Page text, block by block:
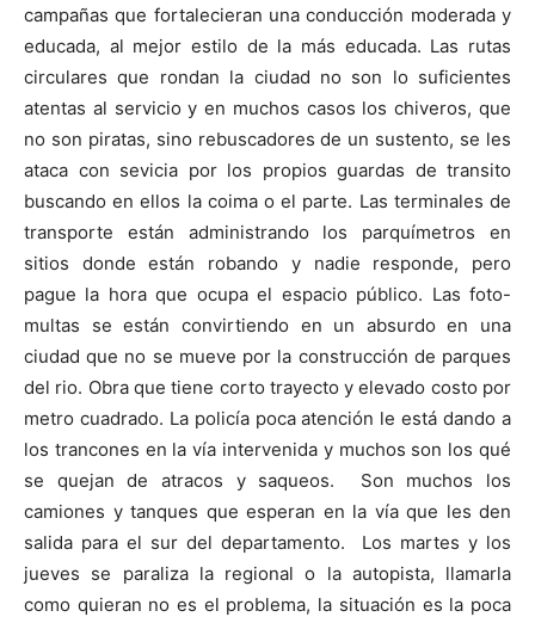
campañas que fortalecieran una conducción moderada y
educada, al mejor estilo de la más educada. Las rutas
circulares que rondan la ciudad no son lo suficientes
atentas al servicio y en muchos casos los chiveros, que
no son piratas, sino rebuscadores de un sustento, se les
ataca con sevicia por los propios guardas de transito
buscando en ellos la coima o el parte. Las terminales de
transporte están administrando los parquímetros en
sitios donde están robando y nadie responde, pero
pague la hora que ocupa el espacio público. Las foto-
multas se están convirtiendo en un absurdo en una
ciudad que no se mueve por la construcción de parques
del rio. Obra que tiene corto trayecto y elevado costo por
metro cuadrado. La policía poca atención le está dando a
los trancones en la vía intervenida y muchos son los qué
se quejan de atracos y saqueos. Son muchos los
camiones y tanques que esperan en la vía que les den
salida para el sur del departamento. Los martes y los
jueves se paraliza la regional o la autopista, llamarla
como quieran no es el problema, la situación es la poca